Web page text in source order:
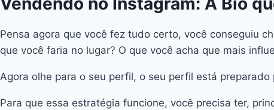
Pensa agora que você fez tudo certo, você conseguiu
que você faria no lugar? O que você acha que mais
Agora olhe para o seu perfil, o seu perfil está
Para que essa estratégia funcione, você precisa ter,